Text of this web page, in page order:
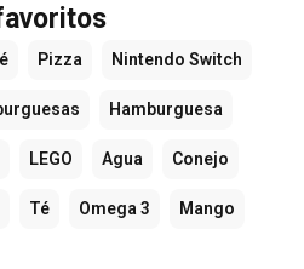
Pizza Nintendo Switch
Hamburguesa
LEGO Agua Conejo
Té Omega 3 Mango